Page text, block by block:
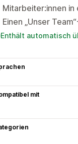
Mitarbeiter:innen
Einen „Unser
Enthält automatisch
mit